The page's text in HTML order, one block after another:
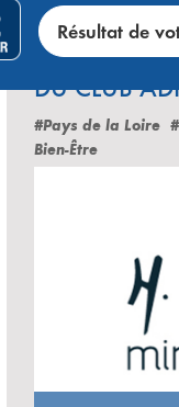
Résultat de
LES
DU CLUB
#Pays de la Loire
Bien-Être